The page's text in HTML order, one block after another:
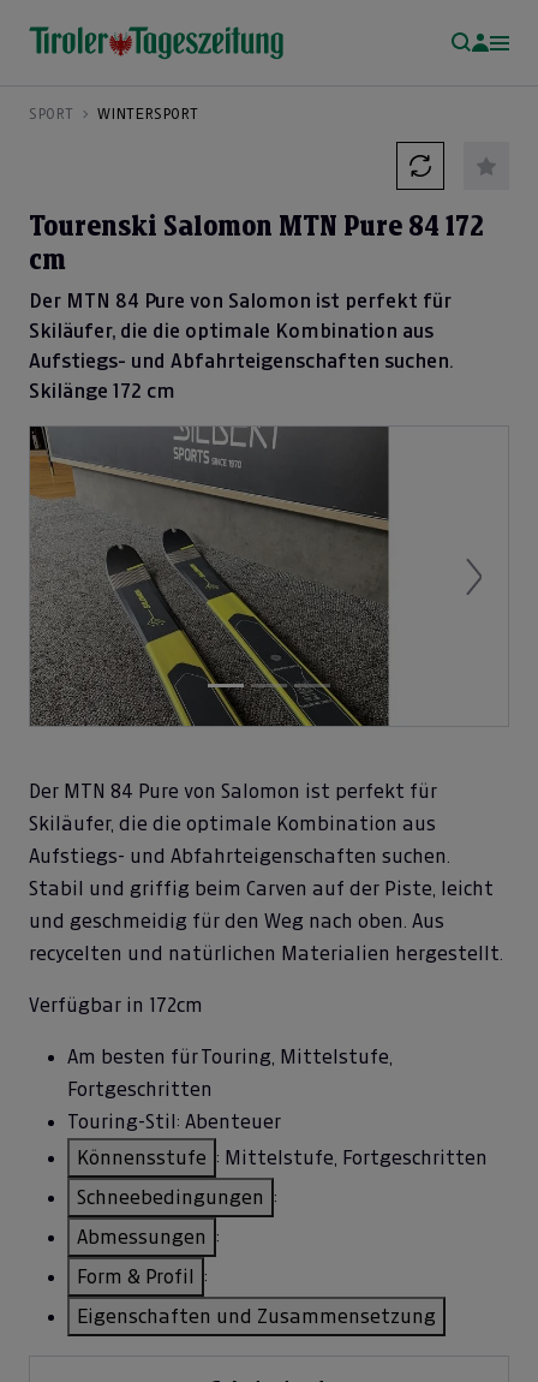
SPORT WINTERSPORT
Tourenski Salomon MTN Pure 84 172
cm
Der MTN 84 Pure von Salomon ist perfekt für
Skiläufer, die die optimale Kombination aus
Aufstiegs- und Abfahrteigenschaften suchen.
Skilänge 172 cm
Previous Next
Der MTN 84 Pure von Salomon ist perfekt für
Skiläufer, die die optimale Kombination aus
Aufstiegs- und Abfahrteigenschaften suchen.
Stabil und griffig beim Carven auf der Piste, leicht
und geschmeidig für den Weg nach oben. Aus
recycelten und natürlichen Materialien hergestellt.
Verfügbar in 172cm
Am besten für Touring, Mittelstufe,
Fortgeschritten
Touring-Stil: Abenteuer
Könnensstufe
: Mittelstufe, Fortgeschritten
Schneebedingungen :
Abmessungen :
Form & Profil :
Eigenschaften und Zusammensetzung